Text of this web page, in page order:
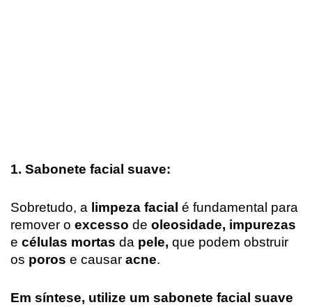
1. Sabonete facial suave:
Sobretudo, a limpeza facial é fundamental para
remover o excesso de oleosidade, impurezas
e células mortas da pele, que podem obstruir
os poros e causar acne.
Em síntese, utilize um sabonete facial suave